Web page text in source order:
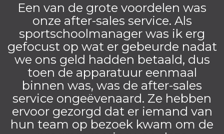
Een van de grote voordelen was
onze after-sales service. Als
sportschoolmanager was ik erg
gefocust op wat er gebeurde nadat
we ons geld hadden betaald, dus
toen de apparatuur eenmaal
binnen was, was de after-sales
service ongeëvenaard. Ze hebben
ervoor gezorgd dat er iemand van
hun team op bezoek kwam om de